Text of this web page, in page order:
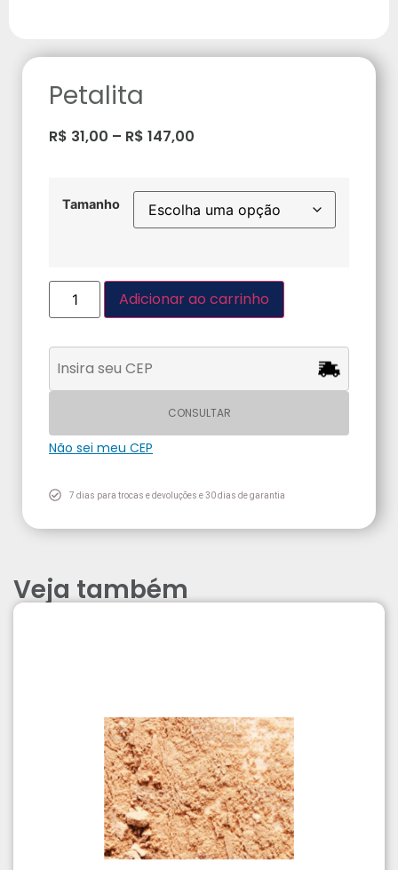
Petalita
R$ 31,00 – R$ 147,00
Tamanho
Adicionar ao carrinho
CONSULTAR
Não sei meu CEP
7 dias para trocas e devoluções e 30 dias de garantia
Veja também